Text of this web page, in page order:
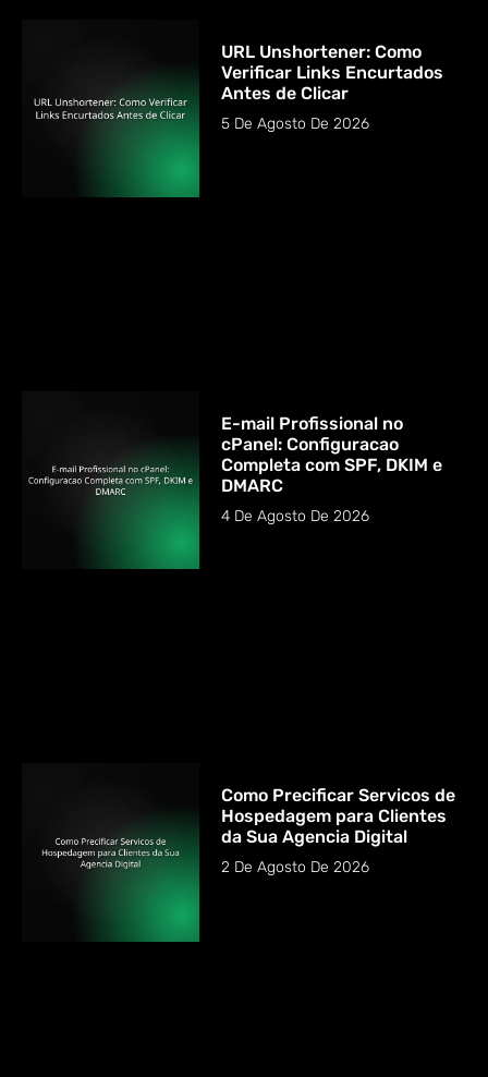
URL Unshortener: Como
Verificar Links Encurtados
Antes de Clicar
5 De Agosto De 2026
E-mail Profissional no
cPanel: Configuracao
Completa com SPF, DKIM e
DMARC
4 De Agosto De 2026
Como Precificar Servicos de
Hospedagem para Clientes
da Sua Agencia Digital
2 De Agosto De 2026